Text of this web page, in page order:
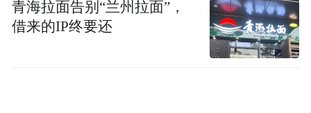
青海拉面告别“兰州拉面”，
借来的IP终要还